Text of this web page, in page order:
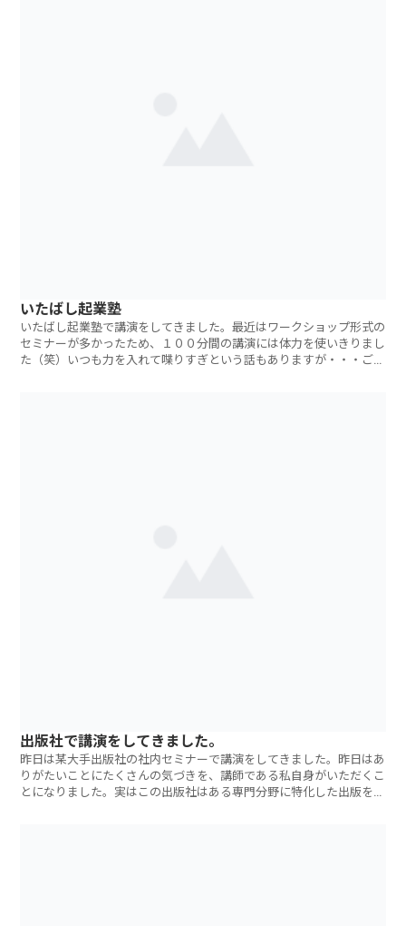
いたばし起業塾
いたばし起業塾で講演をしてきました。最近はワークショップ形式の
セミナーが多かったため、１００分間の講演には体力を使いきりまし
た（笑）いつも力を入れて喋りすぎという話もありますが・・・ご参
出版社で講演をしてきました。
昨日は某大手出版社の社内セミナーで講演をしてきました。昨日はあ
りがたいことにたくさんの気づきを、講師である私自身がいただくこ
とになりました。実はこの出版社はある専門分野に特化した出版を行